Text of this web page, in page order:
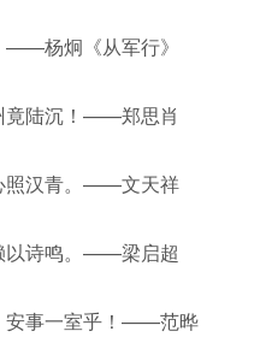
——杨炯《从军行》
竟陆沉！——郑思肖
照汉青。——文天祥
以诗鸣。——梁启超
安事一室乎！——范晔